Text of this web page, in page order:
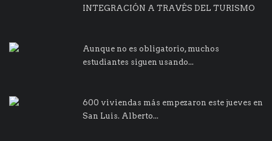
INTEGRACIÓN A TRAVÉS DEL TURISMO
Aunque no es obligatorio, muchos
estudiantes siguen usando...
600 viviendas más empezaron este jueves en
San Luis. Alberto...